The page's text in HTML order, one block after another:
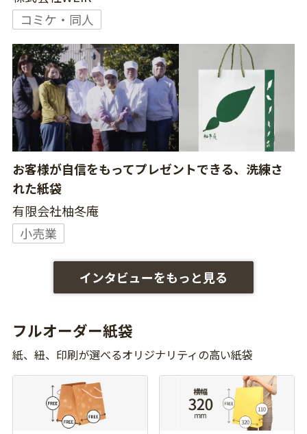
コミケ・同人
お客様が自信をもってプレゼントできる、洗練さ
れた紙袋
有限会社柚冬庵
小売業
インタビューをもっと見る
フルオーダー紙袋
紙、紐、印刷が選べるオリジナリティの高い紙袋